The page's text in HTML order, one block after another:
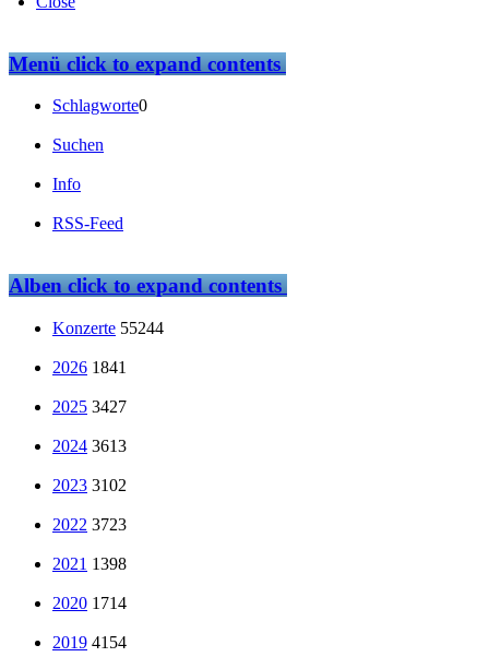
Menüclick to expand contents
Schlagworte0
Suchen
Info
RSS-Feed
Albenclick to expand contents
Konzerte 55244
2026 1841
2025 3427
2024 3613
2023 3102
2022 3723
2021 1398
2020 1714
2019 4154